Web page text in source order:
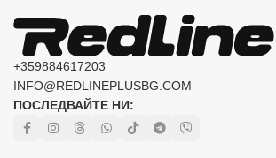
+359884617203
INFO@REDLINEPLUSBG.COM
ПОСЛЕДВАЙТЕ НИ: